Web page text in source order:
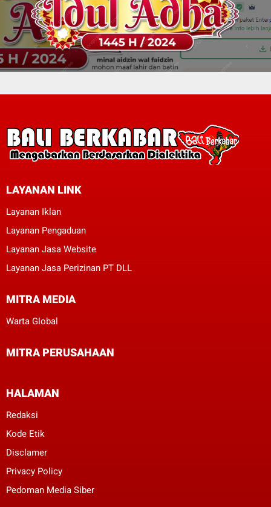
LAYANAN LINK
Layanan Iklan
Layanan Pengaduan
Layanan Jasa Website
Layanan Jasa Perizinan PT DLL
MITRA MEDIA
Warta Global
MITRA PERUSAHAAN
HALAMAN
Redaksi
Kode Etik
Disclamer
Privacy Policy
Pedoman Media Siber